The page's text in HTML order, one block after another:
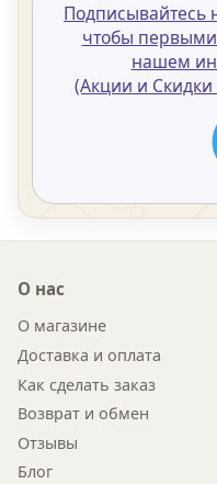
Подписывайтесь
чтобы первыми
нашем
(Акции и Скидки
О нас
О магазине
Доставка и оплата
Как сделать заказ
Возврат и обмен
Отзывы
Блог